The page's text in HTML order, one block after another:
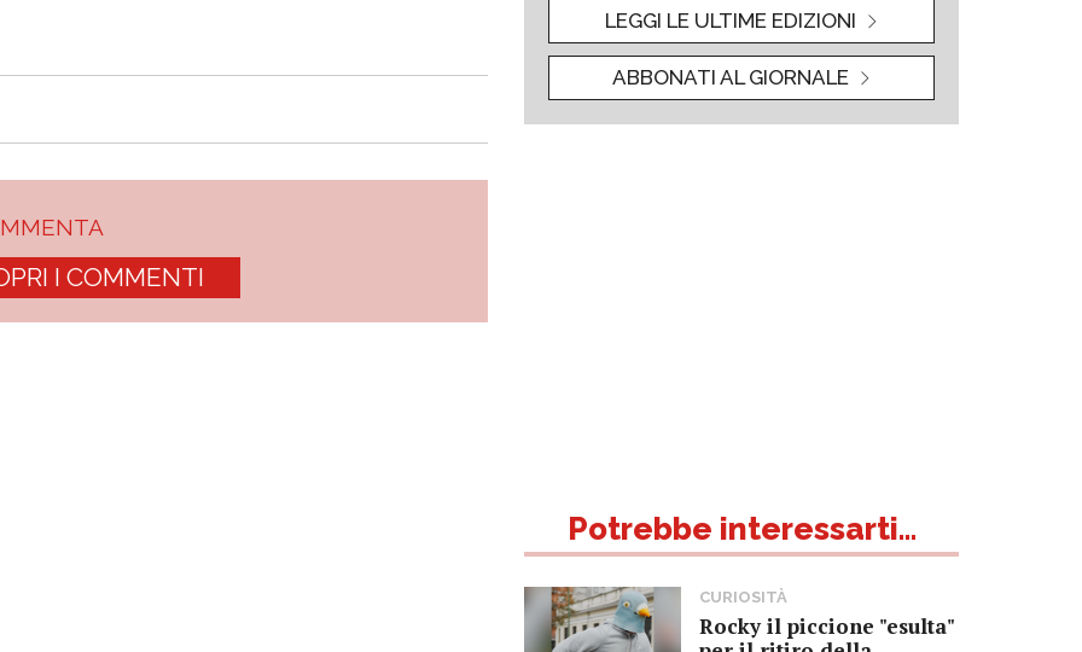
I COMMENTI
LEGGI LE ULTIME EDIZIONI
ABBONATI AL GIORNALE
Potrebbe interessarti...
CURIOSITÀ
Rocky il piccione "esulta"